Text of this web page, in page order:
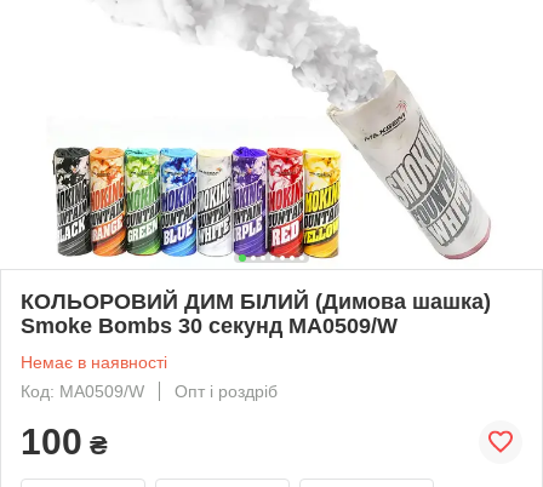
КОЛЬОРОВИЙ ДИМ БІЛИЙ (Димова шашка)
Smoke Bombs 30 секунд MA0509/W
Немає в наявності
Код: MA0509/W
Опт і роздріб
100 ₴